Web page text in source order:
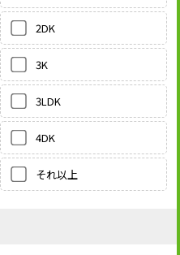
2DK
3K
3LDK
4DK
それ以上